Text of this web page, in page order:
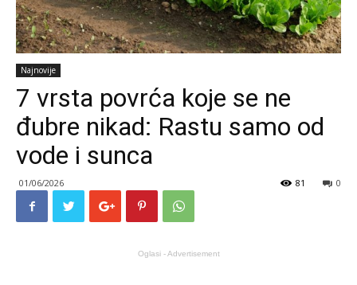
Najnovije
7 vrsta povrća koje se ne
đubre nikad: Rastu samo od
vode i sunca
01/06/2026 0
81
Oglasi - Advertisement